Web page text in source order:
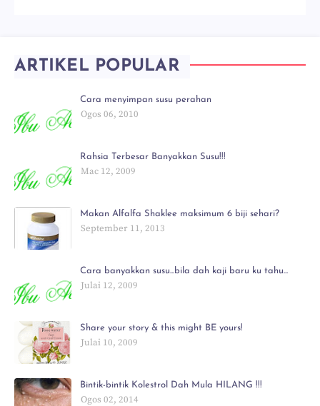
ARTIKEL POPULAR
Cara menyimpan susu perahan
Ogos 06, 2010
Rahsia Terbesar Banyakkan Susu!!!
Mac 12, 2009
Makan Alfalfa Shaklee maksimum 6 biji sehari?
September 11, 2013
Cara banyakkan susu...bila dah kaji baru ku tahu...
Julai 12, 2009
Share your story & this might BE yours!
Julai 10, 2009
Bintik-bintik Kolestrol Dah Mula HILANG !!!
Ogos 02, 2014